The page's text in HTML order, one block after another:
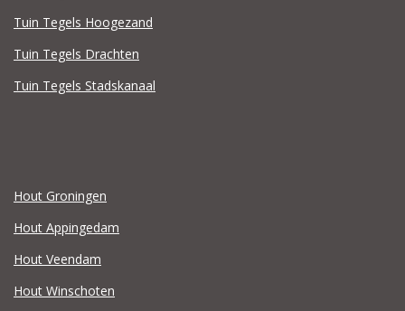
Tuin Tegels Hoogezand
Tuin Tegels Drachten
Tuin Tegels Stadskanaal
Hout Groningen
Hout Appingedam
Hout Veendam
Hout Winschoten